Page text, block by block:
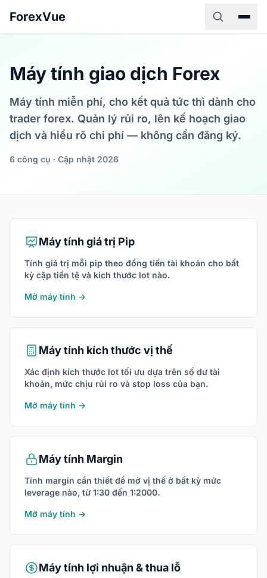
ForexVue
Máy tính giao dịch Forex
Máy tính miễn phí, cho kết quả tức thì dành cho
trader forex. Quản lý rủi ro, lên kế hoạch giao
dịch và hiểu rõ chi phí — không cần đăng ký.
6 công cụ · Cập nhật 2026
Máy tính giá trị Pip
Tính giá trị mỗi pip theo đồng tiền tài khoản cho bất
kỳ cặp tiền tệ và kích thước lot nào.
Mở máy tính →
Máy tính kích thước vị thế
Xác định kích thước lot tối ưu dựa trên số dư tài
khoản, mức chịu rủi ro và stop loss của bạn.
Mở máy tính →
Máy tính Margin
Tính margin cần thiết để mở vị thế ở bất kỳ mức
leverage nào, từ 1:30 đến 1:2000.
Mở máy tính →
Máy tính lợi nhuận & thua lỗ